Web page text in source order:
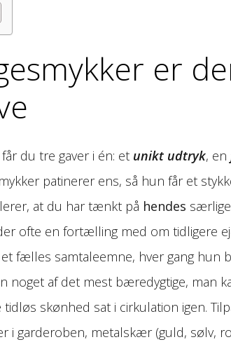
er
får du tre gaver i én: et unikt udtryk, en
patinerer ens, så hun får et
at du har tænkt på hendes
ofte en fortælling med om tidligere
fælles samtaleemne, hver gang hun
af det mest bæredygtige, man
skønhed sat i cirkulation igen.
i garderoben, metalskær (guld, sølv,